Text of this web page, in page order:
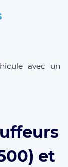
avec un
et